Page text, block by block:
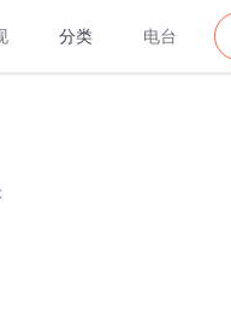
分类 电台